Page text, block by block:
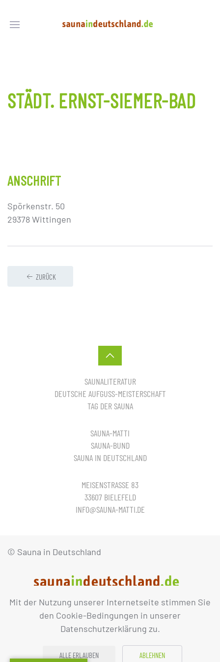
Mit der Nutzung unserer Internetseite stimmen Sie
den Cookie-Bedingungen in unserer
Datenschutzerklärung zu.
ALLE ERLAUBEN ABLEHNEN
STÄDT. ERNST-SIEMER-BAD
ANSCHRIFT
Spörkenstr. 50
29378 Wittingen
ZURÜCK
SAUNALITERATUR
DEUTSCHE AUFGUSS-MEISTERSCHAFT
TAG DER SAUNA
SAUNA-MATTI
SAUNA-BUND
SAUNA IN DEUTSCHLAND
MEISENSTRASSE 83
33607 BIELEFELD
INFO@SAUNA-MATTI.DE
© Sauna in Deutschland
IMPRESSUM DATENSCHUTZ